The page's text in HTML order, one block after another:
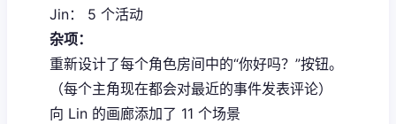
Jin： 5 个活动
杂项：
重新设计了每个角色房间中的“你好吗？”按钮。
（每个主角现在都会对最近的事件发表评论）
向 Lin 的画廊添加了 11 个场景